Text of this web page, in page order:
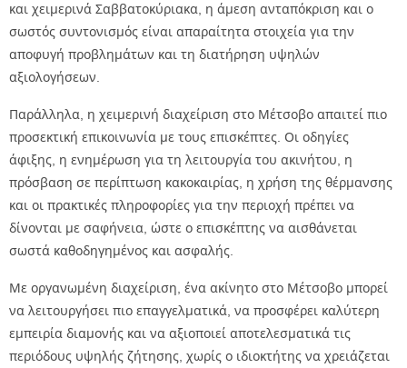
και χειμερινά Σαββατοκύριακα, η άμεση ανταπόκριση και ο
σωστός συντονισμός είναι απαραίτητα στοιχεία για την
αποφυγή προβλημάτων και τη διατήρηση υψηλών
αξιολογήσεων.
Παράλληλα, η χειμερινή διαχείριση στο Μέτσοβο απαιτεί πιο
προσεκτική επικοινωνία με τους επισκέπτες. Οι οδηγίες
άφιξης, η ενημέρωση για τη λειτουργία του ακινήτου, η
πρόσβαση σε περίπτωση κακοκαιρίας, η χρήση της θέρμανσης
και οι πρακτικές πληροφορίες για την περιοχή πρέπει να
δίνονται με σαφήνεια, ώστε ο επισκέπτης να αισθάνεται
σωστά καθοδηγημένος και ασφαλής.
Με οργανωμένη διαχείριση, ένα ακίνητο στο Μέτσοβο μπορεί
να λειτουργήσει πιο επαγγελματικά, να προσφέρει καλύτερη
εμπειρία διαμονής και να αξιοποιεί αποτελεσματικά τις
περιόδους υψηλής ζήτησης, χωρίς ο ιδιοκτήτης να χρειάζεται